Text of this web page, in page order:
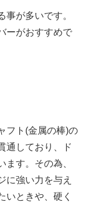
事が多いです。
ーがおすすめで
フト(金属の棒)の
通しており、ド
ます。その為、
に強い力を与え
いときや、硬く